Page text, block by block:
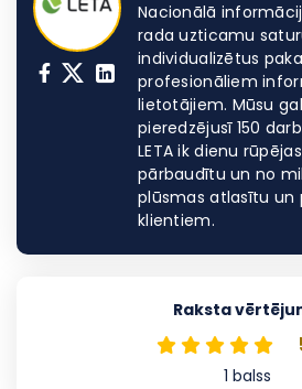
Nacionālā
rada uzticamu
individualizētus
profesionāliem
lietotājiem. Mūsu
pieredzējusī 150
LETA ik dienu
pārbaudītu un no
plūsmas atlasītu un
klientiem.
Raksta
1 balss